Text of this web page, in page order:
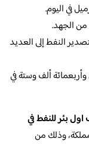
في اليوم.
من الجهد.
النفط إلى العديد
ألف وستة في
بئر للنفط في
وذلك من